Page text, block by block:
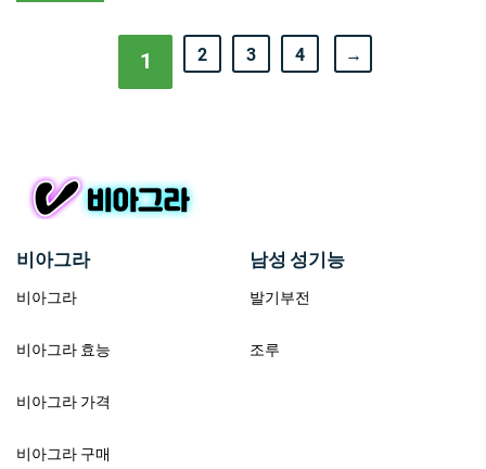
1 2 3 4 →
비아그라
비아그라
비아그라 효능
비아그라 가격
비아그라 구매
남성 성기능
발기부전
조루